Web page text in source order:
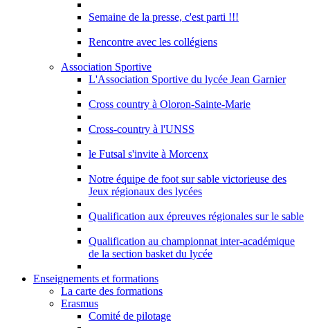
Semaine de la presse, c'est parti !!!
Rencontre avec les collégiens
Association Sportive
L'Association Sportive du lycée Jean Garnier
Cross country à Oloron-Sainte-Marie
Cross-country à l'UNSS
le Futsal s'invite à Morcenx
Notre équipe de foot sur sable victorieuse des
Jeux régionaux des lycées
Qualification aux épreuves régionales sur le sable
Qualification au championnat inter-académique
de la section basket du lycée
Enseignements et formations
La carte des formations
Erasmus
Comité de pilotage